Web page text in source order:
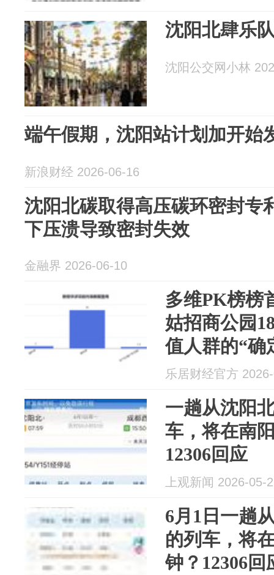
沈阳北肆乐
沈阳公交网小林
端午假期，沈阳站计划加开始
新浪财经 2026-06-16
沈阳北碳取得高压碳环密封专
下压溃导致密封失效
金融界 2026-06-10
多维PK榜榜
姑招商公园
值人群的“确
乐居财经官方
一趟从沈阳
车，将在南
12306回应
上观新闻 2026-05-
6月1日一趟
的列车，将
钟？12306